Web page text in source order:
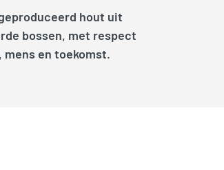
hout uit
bossen, met respect
mens en toekomst.